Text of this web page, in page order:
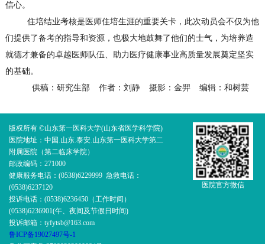
信心。
住培结业考核是 医师住培生涯的重要关卡，此次动员会不仅为他
们提供了备考的指导和资源，也极大地鼓舞了他们的士气，为培养造
就德才兼备的卓越医师队伍、助力医疗健康事业高质量发展奠定坚实
的基础。
供稿：研究生部
作者：刘静 摄影：金羿 编辑：和树芸
版权所有 ©山东第一医科大学(山东省医学科学院)
医院地址：中国.山东.泰安.山东第一医科大学第二
附属医院（第二临床学院）
邮政编码：271000
健康服务电话：(0538)6229999 急救电话：
(0538)6237120
投诉电话：(0538)6236450（工作时间）
(0538)6236901(午、夜间及节假日时间)
投诉邮箱：tyfytsb@163.com
鲁ICP备19027497号-1
医院官方微信